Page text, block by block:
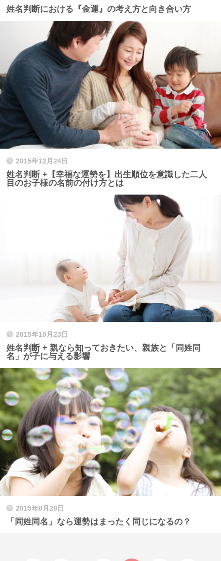
姓名判断における『金運』の考え方と向き合い方
2015年12月24日
姓名判断 +【幸福な運勢を】出生順位を意識した二人
目のお子様の名前の付け方とは
2015年10月23日
姓名判断 + 親なら知っておきたい、親族と「同姓同
名」が子に与える影響
2015年8月28日
「同姓同名」なら運勢はまったく同じになるの？